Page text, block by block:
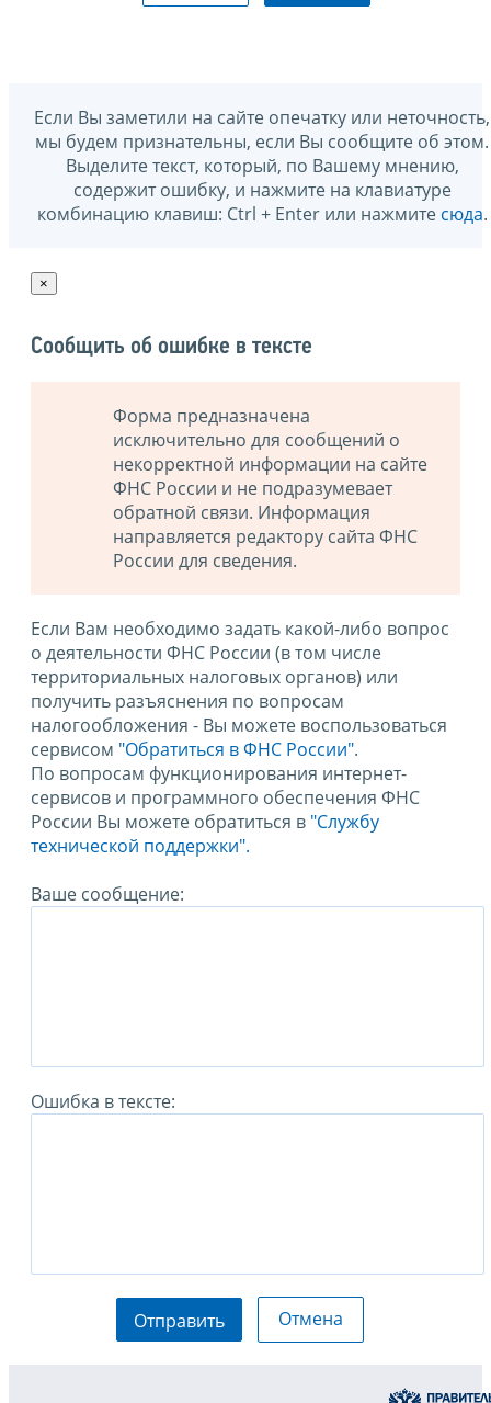
Если Вы заметили на сайте опечатку или неточность,
мы будем признательны, если Вы сообщите об этом.
Выделите текст, который, по Вашему мнению,
содержит ошибку, и нажмите на клавиатуре
комбинацию клавиш: Ctrl + Enter или нажмите сюда.
×
Сообщить об ошибке в тексте
Форма предназначена
исключительно для сообщений о
некорректной информации на сайте
ФНС России и не подразумевает
обратной связи. Информация
направляется редактору сайта ФНС
России для сведения.
Если Вам необходимо задать какой-либо вопрос
о деятельности ФНС России (в том числе
территориальных налоговых органов) или
получить разъяснения по вопросам
налогообложения - Вы можете воспользоваться
сервисом "Обратиться в ФНС России".
По вопросам функционирования интернет-
сервисов и программного обеспечения ФНС
России Вы можете обратиться в "Службу
технической поддержки".
Ваше сообщение:
Ошибка в тексте:
Отправить Отмена